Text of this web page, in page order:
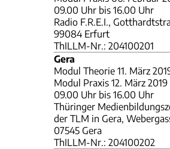
09.00 Uhr bis 16.00 Uhr
Radio F.R.E.I.,
99084 Erfurt
ThILLM-Nr.: 204100201
Gera
Modul Theorie 11. März
Modul Praxis 12. März 2019
09.00 Uhr bis 16.00 Uhr
Thüringer
der TLM in Gera,
07545 Gera
ThILLM-Nr.: 204100202